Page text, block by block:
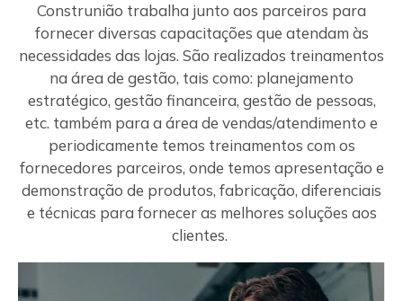
Construnião trabalha junto aos parceiros para
fornecer diversas capacitações que atendam às
necessidades das lojas. São realizados treinamentos
na área de gestão, tais como: planejamento
estratégico, gestão financeira, gestão de pessoas,
etc. também para a área de vendas/atendimento e
periodicamente temos treinamentos com os
fornecedores parceiros, onde temos apresentação e
demonstração de produtos, fabricação, diferenciais
e técnicas para fornecer as melhores soluções aos
clientes.